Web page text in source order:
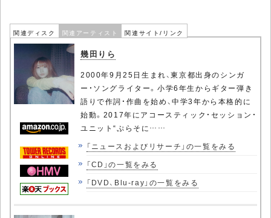
関連ディスク 関連アーティスト 関連サイト/リンク
幾田りら
2000年9月25日生まれ、東京都出身のシンガ
ー・ソングライター。小学6年生からギター弾き
語りで作詞・作曲を始め、中学3年から本格的に
始動。2017年にアコースティック・セッション・
ユニット“ぷらそに……
「ニュースおよびリサーチ」の一覧をみる
「CD」の一覧をみる
「DVD、Blu-ray」の一覧をみる